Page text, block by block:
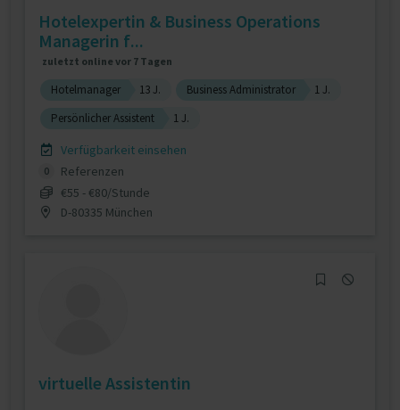
Hotelexpertin & Business Operations
Managerin f...
zuletzt online vor 7 Tagen
Hotelmanager 13 J. Business Administrator
1 J.
Persönlicher Assistent
1 J.
Verfügbarkeit einsehen
0
Referenzen
€55 - €80/Stunde
D-80335 München
virtuelle Assistentin